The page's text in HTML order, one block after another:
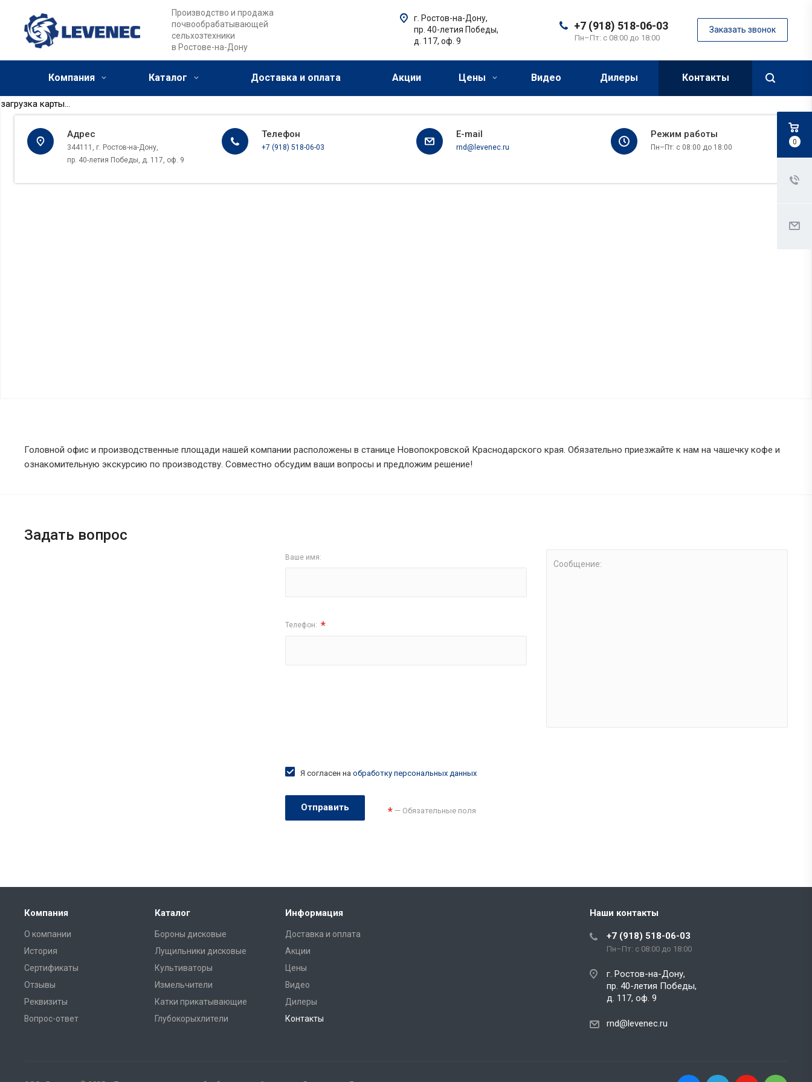
Производство и продажа
почвообрабатывающей
сельхозтехники
в Ростове-на-Дону
+7 (918) 518-06-03
Пн–Пт: с 08:00 до 18:00
Заказать звонок
г. Ростов-на-Дону,
пр. 40-летия Победы,
д. 117, оф. 9
Компания Каталог Доставка и оплата Акции Цены Видео Дилеры Контакты
загрузка карты...
Адрес
344111, г. Ростов-на-Дону,
пр. 40-летия Победы, д. 117, оф. 9
Телефон
+7 (918) 518-06-03
E-mail
rnd@levenec.ru
Режим работы
Пн–Пт: с 08:00 до 18:00
Головной офис и производственные площади нашей компании расположены в станице Новопокровской Краснодарского края. Обязательно приезжайте к нам на чашечку кофе и
ознакомительную экскурсию по производству. Совместно обсудим ваши вопросы и предложим решение!
Задать вопрос
Ваше имя:
Телефон: *
Сообщение:
Я согласен на обработку персональных данных
Отправить * — Обязательные поля
Компания
О компании
История
Сертификаты
Отзывы
Реквизиты
Вопрос-ответ
Каталог
Бороны дисковые
Лущильники дисковые
Культиваторы
Измельчители
Катки прикатывающие
Глубокорыхлители
Информация
Доставка и оплата
Акции
Цены
Видео
Дилеры
Контакты
Наши контакты
+7 (918) 518-06-03
Пн–Пт: с 08:00 до 18:00
г. Ростов-на-Дону,
пр. 40-летия Победы,
д. 117, оф. 9
rnd@levenec.ru
0